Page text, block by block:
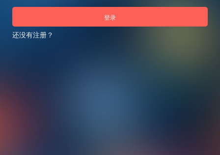
登录
还没有注册？